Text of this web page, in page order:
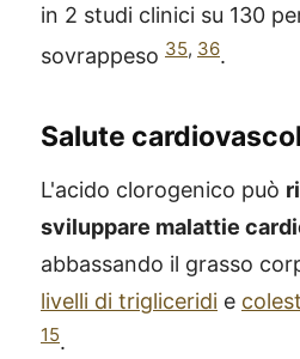
in 2 studi clinici su 130
sovrappeso 35, 36.
Salute
L'acido clorogenico può
sviluppare malattie
abbassando il grasso
livelli di trigliceridi e
15.